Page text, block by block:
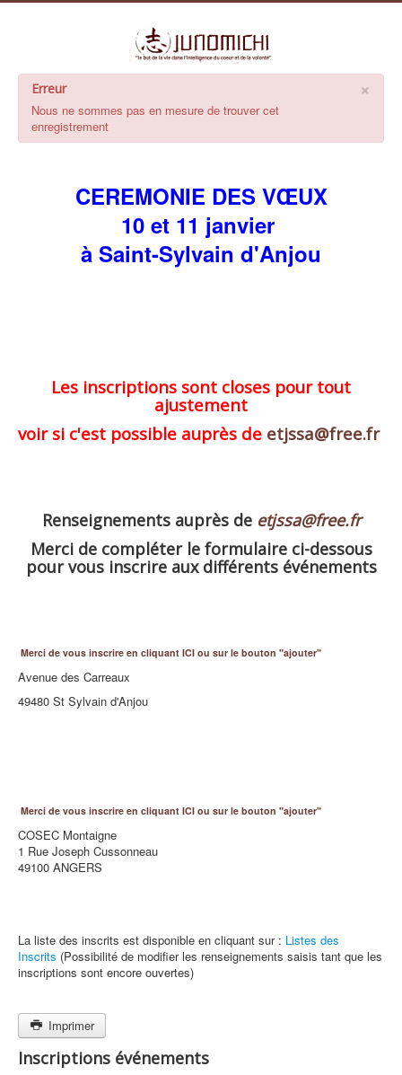
×
Erreur
Nous ne sommes pas en mesure de trouver cet
enregistrement
CEREMONIE DES VŒUX
10 et 11 janvier
à Saint-Sylvain d'Anjou
Les inscriptions sont closes pour tout
ajustement
voir si c'est possible auprès de etjssa@free.fr
Renseignements auprès de etjssa@free.fr
Merci de compléter le formulaire ci-dessous
pour vous inscrire aux différents événements
Merci de vous inscrire en cliquant ICI ou sur le bouton "ajouter"
Avenue des Carreaux
49480 St Sylvain d'Anjou
Merci de vous inscrire en cliquant ICI ou sur le bouton "ajouter"
COSEC Montaigne
1 Rue Joseph Cussonneau
49100 ANGERS
La liste des inscrits est disponible en cliquant sur : Listes des
Inscrits (Possibilité de modifier les renseignements saisis tant que les
inscriptions sont encore ouvertes)
Imprimer
Inscriptions événements